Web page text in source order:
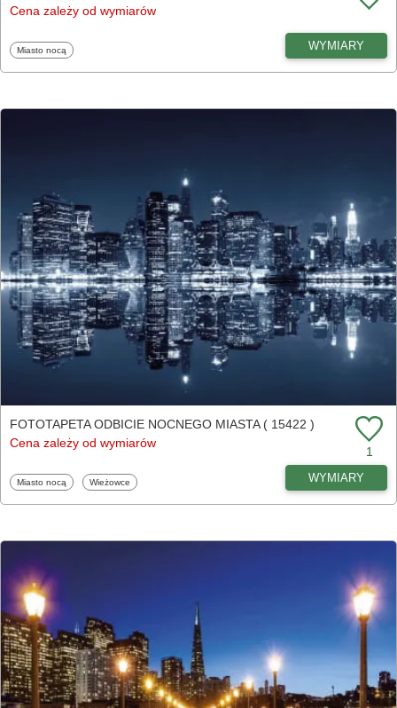
Cena zależy od wymiarów
Fototapety
Miasto nocą WYMIARY
FOTOTAPETA ODBICIE NOCNEGO MIASTA ( 15422 )
Cena zależy od wymiarów
1
Fototapety
Miasto nocą Fototapety
Wieżowce WYMIARY